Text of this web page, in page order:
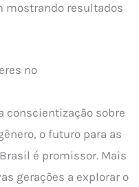
mostrando resultados
no
conscientização sobre
o futuro para as
é promissor. Mais
gerações a explorar o